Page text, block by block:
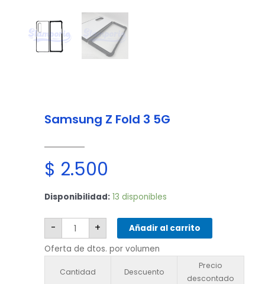
Samsung Z Fold 3 5G
$ 2.500
Disponibilidad: 13 disponibles
-
Samsung
Z
3
cantidad+
Añadir al carrito
Oferta de dtos. por volumen
Cantidad Descuento
Precio
descontado